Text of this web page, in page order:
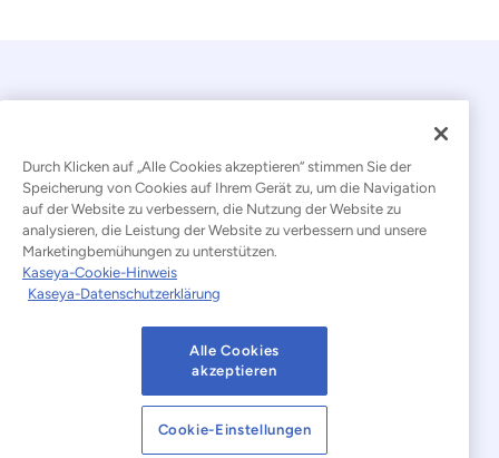
© 2026 Kaseya. Alle Rechte vorbehalten.
Deutsch
Erklärung zur Bekämpfung moderner Sklaverei
Nutzungsbedingungen der Website
Datenschutzerklärung Sitemap
Hinweis zu Cookies
Durch Klicken auf „Alle Cookies akzeptieren“ stimmen Sie der
Speicherung von Cookies auf Ihrem Gerät zu, um die Navigation
auf der Website zu verbessern, die Nutzung der Website zu
analysieren, die Leistung der Website zu verbessern und unsere
Marketingbemühungen zu unterstützen.
Kaseya-Cookie-Hinweis
Kaseya-Datenschutzerklärung
Alle Cookies
akzeptieren
Cookie-Einstellungen